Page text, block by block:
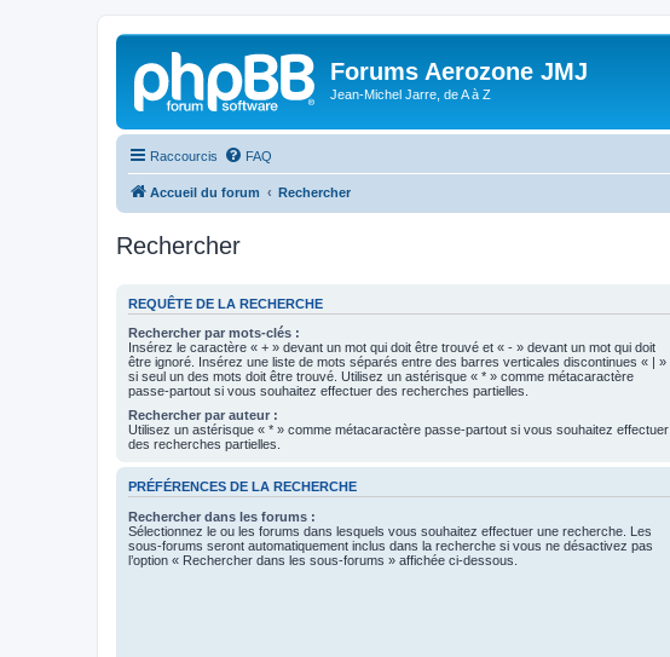
Forums Aerozone JMJ
Jean-Michel Jarre, de A à Z
Raccourcis FAQ
Accueil du forum Rechercher
Rechercher
REQUÊTE DE LA RECHERCHE
Rechercher par mots-clés :
Insérez le caractère « + » devant un mot qui doit être trouvé et « - » devant un mot qui doit
être ignoré. Insérez une liste de mots séparés entre des barres verticales discontinues « | »
si seul un des mots doit être trouvé. Utilisez un astérisque « * » comme métacaractère
passe-partout si vous souhaitez effectuer des recherches partielles.
Rechercher par auteur :
Utilisez un astérisque « * » comme métacaractère passe-partout si vous souhaitez effectuer
des recherches partielles.
PRÉFÉRENCES DE LA RECHERCHE
Rechercher dans les forums :
Sélectionnez le ou les forums dans lesquels vous souhaitez effectuer une recherche. Les
sous-forums seront automatiquement inclus dans la recherche si vous ne désactivez pas
l’option « Rechercher dans les sous-forums » affichée ci-dessous.